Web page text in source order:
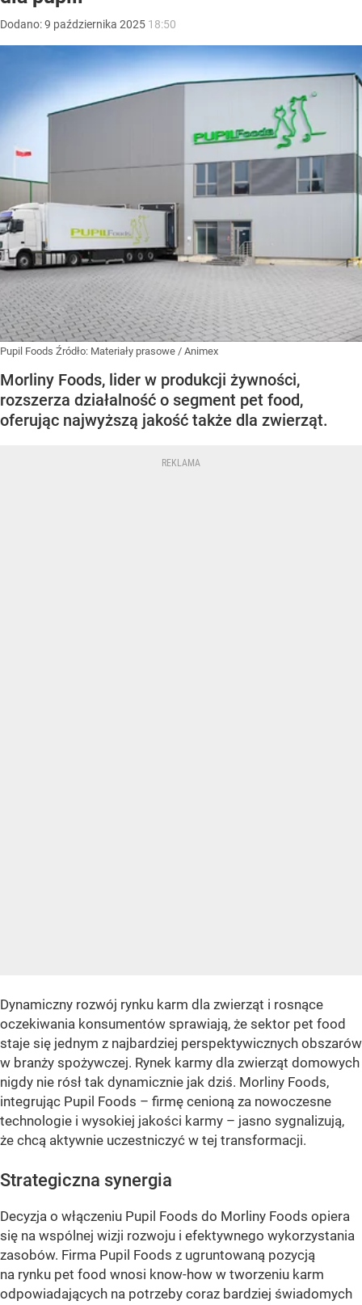
Dodano:9 października 2025 18:50
Pupil Foods Źródło: Materiały prasowe / Animex
Morliny Foods, lider w produkcji żywności,
rozszerza działalność o segment pet food,
oferując najwyższą jakość także dla zwierząt.
Dynamiczny rozwój rynku karm dla zwierząt i rosnące
oczekiwania konsumentów sprawiają, że sektor pet food
staje się jednym z najbardziej perspektywicznych obszarów
w branży spożywczej. Rynek karmy dla zwierząt domowych
nigdy nie rósł tak dynamicznie jak dziś. Morliny Foods,
integrując Pupil Foods – firmę cenioną za nowoczesne
technologie i wysokiej jakości karmy – jasno sygnalizują,
że chcą aktywnie uczestniczyć w tej transformacji.
Strategiczna synergia
Decyzja o włączeniu Pupil Foods do Morliny Foods opiera
się na wspólnej wizji rozwoju i efektywnego wykorzystania
zasobów. Firma Pupil Foods z ugruntowaną pozycją
na rynku pet food wnosi know-how w tworzeniu karm
odpowiadających na potrzeby coraz bardziej świadomych